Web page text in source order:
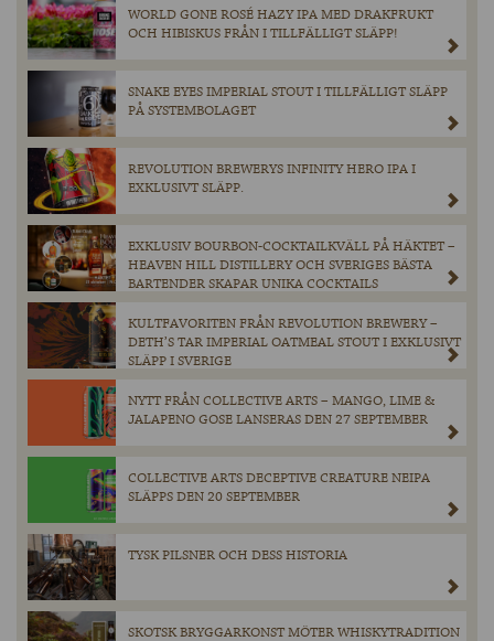
WORLD GONE ROSÉ HAZY IPA MED DRAKFRUKT
OCH HIBISKUS FRÅN I TILLFÄLLIGT SLÄPP!
SNAKE EYES IMPERIAL STOUT I TILLFÄLLIGT SLÄPP
PÅ SYSTEMBOLAGET
REVOLUTION BREWERYS INFINITY HERO IPA I
EXKLUSIVT SLÄPP.
EXKLUSIV BOURBON-COCKTAILKVÄLL PÅ HÄKTET –
HEAVEN HILL DISTILLERY OCH SVERIGES BÄSTA
BARTENDER SKAPAR UNIKA COCKTAILS
KULTFAVORITEN FRÅN REVOLUTION BREWERY –
DETH’S TAR IMPERIAL OATMEAL STOUT I EXKLUSIVT
SLÄPP I SVERIGE
NYTT FRÅN COLLECTIVE ARTS – MANGO, LIME &
JALAPENO GOSE LANSERAS DEN 27 SEPTEMBER
COLLECTIVE ARTS DECEPTIVE CREATURE NEIPA
SLÄPPS DEN 20 SEPTEMBER
TYSK PILSNER OCH DESS HISTORIA
SKOTSK BRYGGARKONST MÖTER WHISKYTRADITION